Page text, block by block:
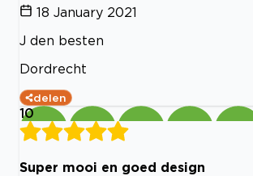
18 January 2021
J den besten
Dordrecht
delen
10
Super mooi en goed design